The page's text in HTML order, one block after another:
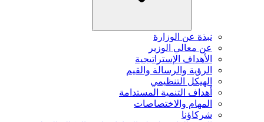
نبذة عن الوزارة
عن معالي الوزير
الأهداف الإستراتيجية
الرؤية والرسالة والقيم
الهيكل التنظيمي
أهداف التنمية المستدامة
المهام والاختصاصات
شركاؤنا